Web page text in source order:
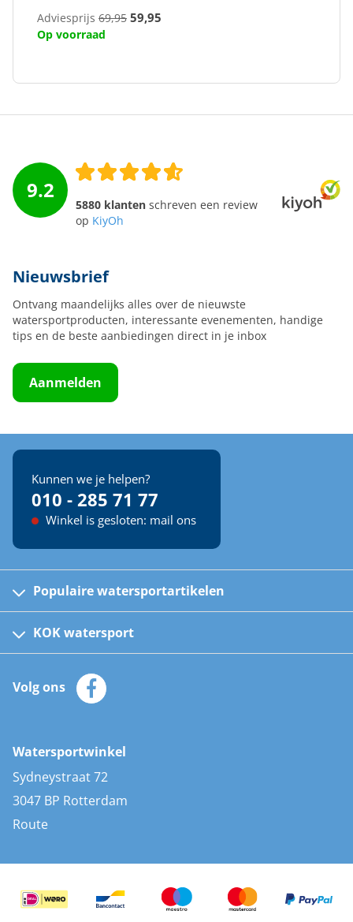
Adviesprijs 69,95 59,95
Op voorraad
9.2
5880 klanten schreven een review
op KiyOh
Nieuwsbrief
Ontvang maandelijks alles over de nieuwste
watersportproducten, interessante evenementen, handige
tips en de beste aanbiedingen direct in je inbox
Aanmelden
Kunnen we je helpen?
010 - 285 71 77
Winkel is gesloten: mail ons
Populaire watersportartikelen
Kinder reddingsvesten
Automatische reddingsvesten
Zeilkleding
Zonnepanelen
AIS transponders
Stootwillen en fenders
Bootkussens
Zwemtrappen
KOK watersport
Klantenservice
Merken
Volg ons
Watersportwinkel
Sydneystraat 72
3047 BP Rotterdam
Route